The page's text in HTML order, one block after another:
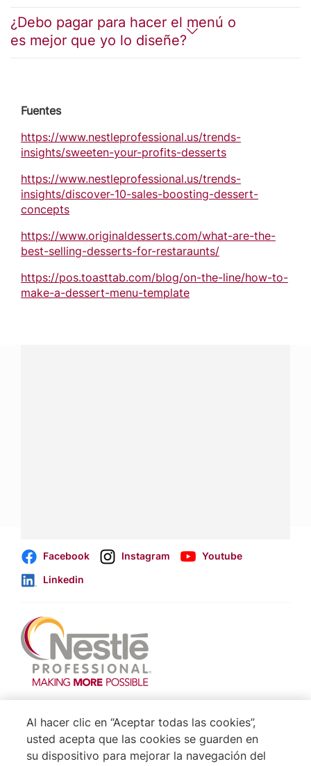
¿Debo pagar para hacer el menú o
es mejor que yo lo diseñe?
Fuentes
https://www.nestleprofessional.us/trends-
insights/sweeten-your-profits-desserts
https://www.nestleprofessional.us/trends-
insights/discover-10-sales-boosting-dessert-
concepts
https://www.originaldesserts.com/what-are-the-
best-selling-desserts-for-restaraunts/
https://pos.toasttab.com/blog/on-the-line/how-to-
make-a-dessert-menu-template
Facebook Instagram
Youtube
Linkedin
Aviso de Cookies
Politica De Privacidad NESTLÉ
Al hacer clic en “Aceptar todas las cookies”,
usted acepta que las cookies se guarden en
su dispositivo para mejorar la navegación del